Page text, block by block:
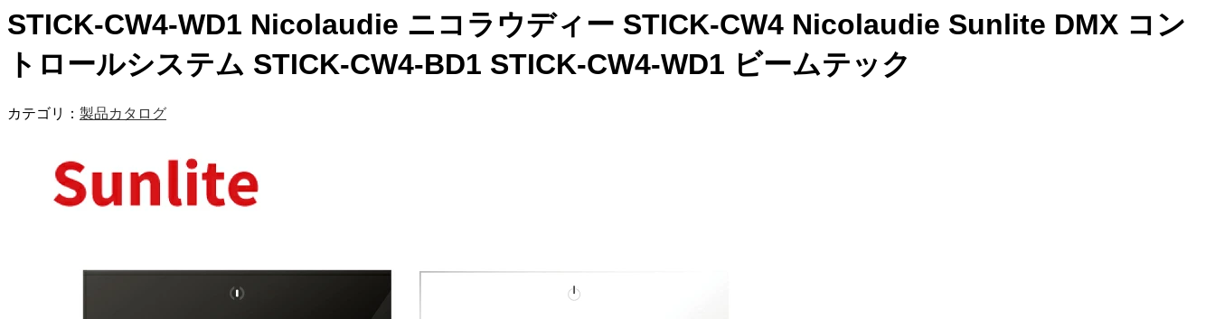
STICK-CW4-WD1 Nicolaudie ニコラウディー STICK-CW4 Nicolaudie Sunlite DMX コン
トロールシステム STICK-CW4-BD1 STICK-CW4-WD1 ビームテック
カテゴリ： 製品カタログ